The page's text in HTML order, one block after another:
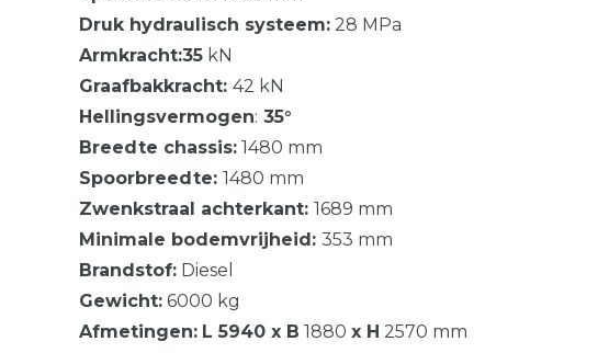
Druk hydraulisch systeem: 28 MPa
Armkracht:35 kN
Graafbakkracht: 42 kN
Hellingsvermogen: 35°
Breedte chassis: 1480 mm
Spoorbreedte: 1480 mm
Zwenkstraal achterkant: 1689 mm
Minimale bodemvrijheid: 353 mm
Brandstof: Diesel
Gewicht: 6000 kg
Afmetingen: L 5940 x B 1880 x H 2570 mm